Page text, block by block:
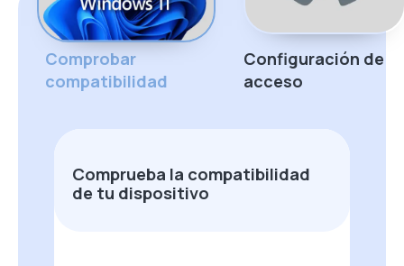
Comprobar
compatibilidad
Configuración de
acceso
Comprueba la compatibilidad
de tu dispositivo